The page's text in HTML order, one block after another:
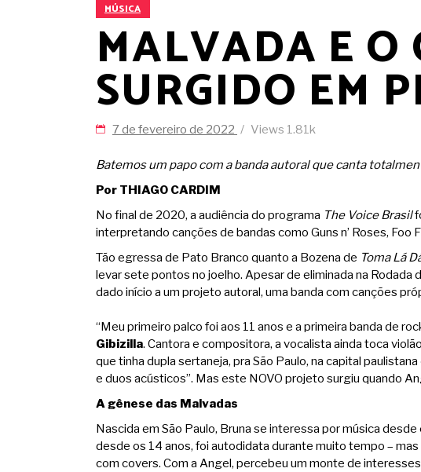
MÚSICA
MALVADA E O
SURGIDO EM
7 de fevereiro de 2022 Views 1.81k
Batemos um papo com a banda autoral que canta
Por THIAGO CARDIM
No final de 2020, a audiência do programa The Voice Brasil
interpretando canções de bandas como Guns n’ Roses,
Tão egressa de Pato Branco quanto a Bozena de Toma Lá
levar sete pontos no joelho. Apesar de eliminada na
dado início a um projeto autoral, uma banda com canções
“Meu primeiro palco foi aos 11 anos e a primeira banda de
Gibizilla. Cantora e compositora, a vocalista ainda toca
que tinha dupla sertaneja, pra São Paulo, na capital
e duos acústicos”. Mas este NOVO projeto surgiu quando
A gênese das Malvadas
Nascida em São Paulo, Bruna se interessa por música
desde os 14 anos, foi autodidata durante muito tempo –
com covers. Com a Angel, percebeu um monte de